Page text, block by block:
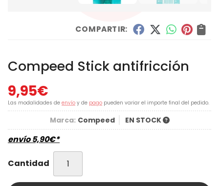
COMPARTIR:
Compeed Stick antifricción
9,95€
Las modalidades de envío y de pago pueden variar el importe final del pedido.
Marca: Compeed EN STOCK
envío5,90€*
Cantidad